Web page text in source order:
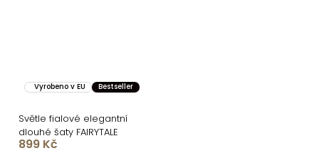
Vyrobeno v EU Bestseller
Světle fialové elegantní
dlouhé šaty FAIRYTALE
899 Kč